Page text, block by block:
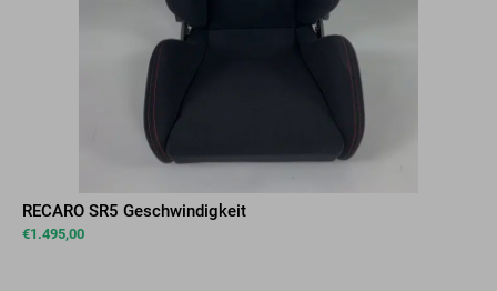
RECARO SR5 Geschwindigkeit
€1.495,00